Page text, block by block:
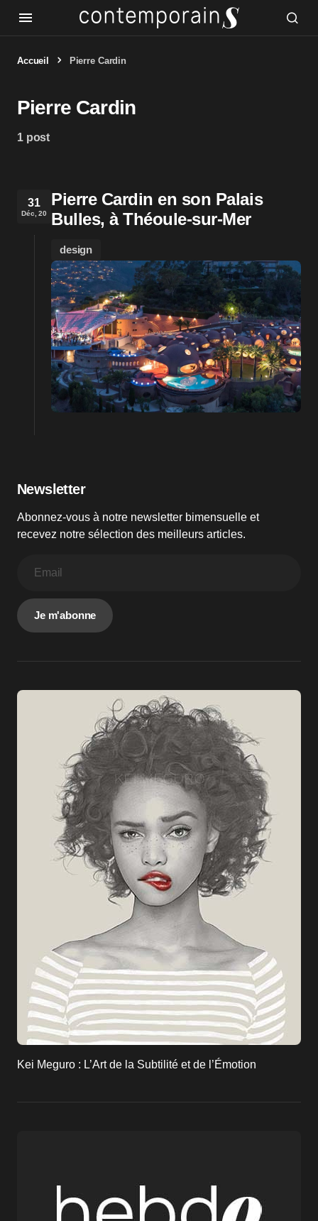
Accueil Pierre Cardin
Pierre Cardin
1 post
31
Déc, 20
Pierre Cardin en son Palais
Bulles, à Théoule-sur-Mer
design
Newsletter
Abonnez-vous à notre newsletter bimensuelle et
recevez notre sélection des meilleurs articles.
Je m'abonne
Kei Meguro : L’Art de la Subtilité et de l’Émotion